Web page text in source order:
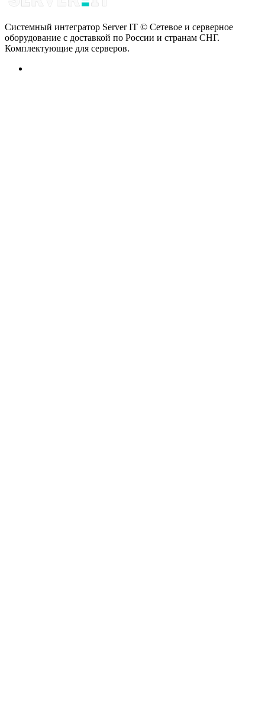
Системный интегратор Server IT © Сетевое и серверное
оборудование с доставкой по России и странам СНГ.
Комплектующие для серверов.